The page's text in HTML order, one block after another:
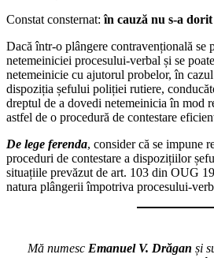
Constat consternat:în cauză nu s-a
Dacă într-o plângere contravențională se
netemeiniciei procesului-verbal și se
netemeinicie cu ajutorul probelor, în
dispoziția șefului poliției rutiere,
dreptul de a dovedi netemeinicia în mod
astfel de o procedură de contestare
De lege ferenda, consider că se impune
proceduri de contestare a dispozițiilor
situațiile prevăzut de art. 103 din OUG
natura plângerii împotriva procesului-
Mă numesc Emanuel V. Drăgan și